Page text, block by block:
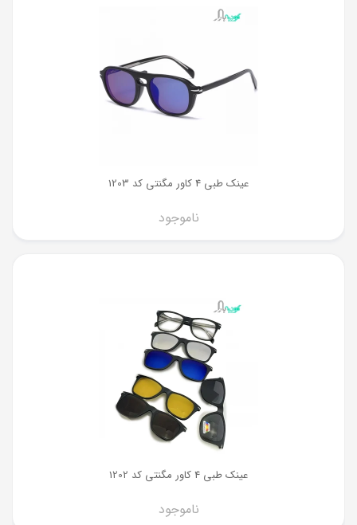
عینک طبی 4 کاور مگنتی کد 1203
ناموجود
عینک طبی 4 کاور مگنتی کد 1202
ناموجود